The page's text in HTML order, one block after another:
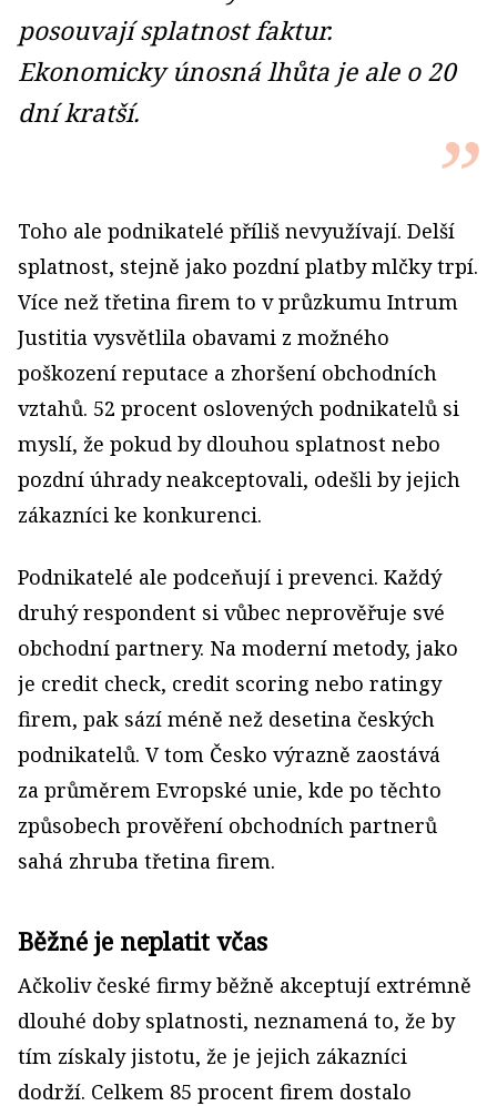
posouvají splatnost faktur.
Ekonomicky únosná lhůta je ale o 20
dní kratší.
Toho ale podnikatelé příliš nevyužívají. Delší
splatnost, stejně jako pozdní platby mlčky trpí.
Více než třetina firem to v průzkumu Intrum
Justitia vysvětlila obavami z možného
poškození reputace a zhoršení obchodních
vztahů. 52 procent oslovených podnikatelů si
myslí, že pokud by dlouhou splatnost nebo
pozdní úhrady neakceptovali, odešli by jejich
zákazníci ke konkurenci.
Podnikatelé ale podceňují i prevenci. Každý
druhý respondent si vůbec neprověřuje své
obchodní partnery. Na moderní metody, jako
je credit check, credit scoring nebo ratingy
firem, pak sází méně než desetina českých
podnikatelů. V tom Česko výrazně zaostává
za průměrem Evropské unie, kde po těchto
způsobech prověření obchodních partnerů
sahá zhruba třetina firem.
Běžné je neplatit včas
Ačkoliv české firmy běžně akceptují extrémně
dlouhé doby splatnosti, neznamená to, že by
tím získaly jistotu, že je jejich zákazníci
dodrží. Celkem 85 procent firem dostalo